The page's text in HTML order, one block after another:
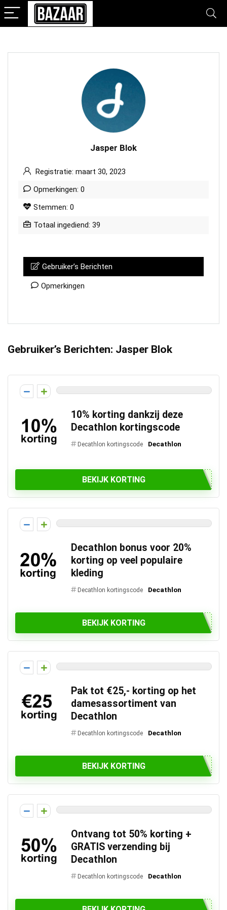
Jasper Blok
Registratie: maart 30, 2023
Opmerkingen: 0
Stemmen: 0
Totaal ingediend: 39
Gebruiker’s Berichten
Opmerkingen
Gebruiker’s Berichten: Jasper Blok
10% korting dankzij deze
Decathlon kortingscode
Decathlon kortingscode Decathlon
BEKIJK KORTING
Decathlon bonus voor 20%
korting op veel populaire
kleding
Decathlon kortingscode Decathlon
BEKIJK KORTING
Pak tot €25,- korting op het
damesassortiment van
Decathlon
Decathlon kortingscode Decathlon
BEKIJK KORTING
Ontvang tot 50% korting +
GRATIS verzending bij
Decathlon
Decathlon kortingscode Decathlon